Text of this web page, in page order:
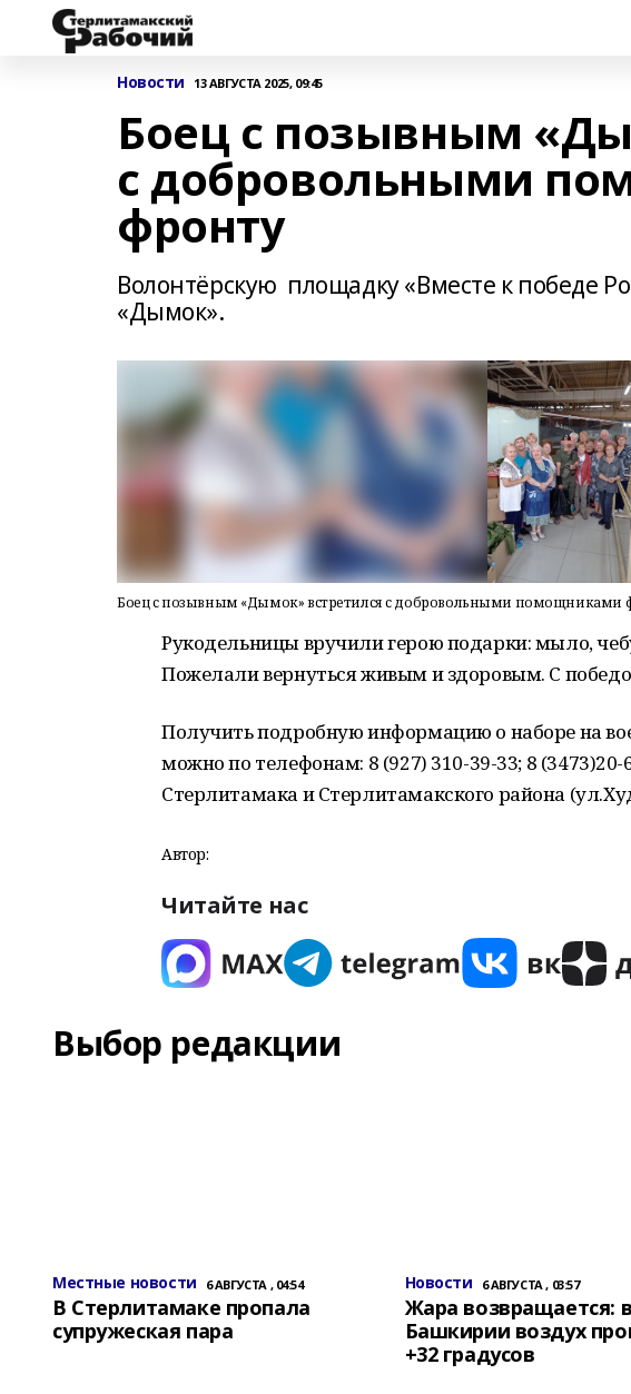
Новости 13 АВГУСТА 2025, 09:45
Боец с позывным
с добровольными
фронту
Волонтёрскую площадку «Вместе к победе
«Дымок».
Боец с позывным «Дымок» встретился с добровольными помощниками
Рукодельницы вручили герою подарки: мыло,
Пожелали вернуться живым и здоровым. С
Получить подробную информацию о наборе на
можно по телефонам: 8 (927) 310-39-33; 8
Стерлитамака и Стерлитамакского района
Автор:
Читайте нас
Выбор редакции
Местные новости 6 АВГУСТА , 04:54
В Стерлитамаке пропала
супружеская пара
Новости 6 АВГУСТА , 03:57
Жара возвращается: в
Башкирии воздух
+32 градусов